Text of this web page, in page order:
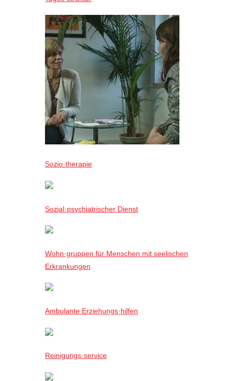
Sozio·therapie
Sozial·psychiatrischer Dienst
Wohn·gruppen für Menschen mit seelischen
Erkrankungen
Ambulante Erziehungs·hilfen
Reinigungs·service